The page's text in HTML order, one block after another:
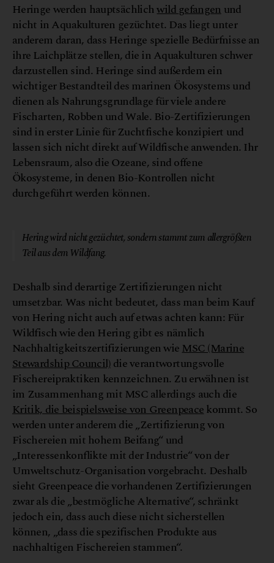
Heringe werden hauptsächlichwild gefangenund
nicht in Aquakulturen gezüchtet. Das liegt unter
anderem daran, dass Heringe spezielle Bedürfnisse an
ihre Laichplätze stellen, die in Aquakulturen schwer
darzustellen sind. Heringe sind außerdem ein
wichtiger Bestandteil des marinen Ökosystems und
dienen als Nahrungsgrundlage für viele andere
Fischarten, Robben und Wale. Bio-Zertifizierungen
sind in erster Linie für Zuchtfische konzipiert und
lassen sich nicht direkt auf Wildfische anwenden. Ihr
Lebensraum, also die Ozeane, sind offene
Ökosysteme, in denen Bio-Kontrollen nicht
durchgeführt werden können.
Hering wird nicht gezüchtet, sondern stammt zum allergrößten
Teil aus dem Wildfang.
Deshalb sind derartige Zertifizierungen nicht
umsetzbar. Was nicht bedeutet, dass man beim Kauf
von Hering nicht auch auf etwas achten kann: Für
Wildfisch wie den Hering gibt es nämlich
Nachhaltigkeitszertifizierungen wieMSC (Marine
Stewardship Council)die verantwortungsvolle
Fischereipraktiken kennzeichnen. Zu erwähnen ist
im Zusammenhang mit MSC allerdings auch die
Kritik, die beispielsweise von Greenpeacekommt. So
werden unter anderem die „Zertifizierung von
Fischereien mit hohem Beifang“ und
„Interessenkonflikte mit der Industrie“ von der
Umweltschutz-Organisation vorgebracht. Deshalb
sieht Greenpeace die vorhandenen Zertifizierungen
zwar als die „bestmögliche Alternative“, schränkt
jedoch ein, dass auch diese nicht sicherstellen
können, „dass die spezifischen Produkte aus
nachhaltigen Fischereien stammen“.